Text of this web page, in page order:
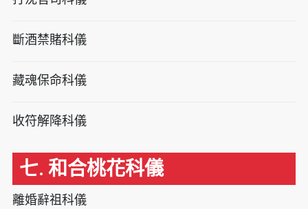
斷酒禁賭科儀
藏魂保命科儀
收符解降科儀
七. 和合桃花科儀
離婚辭祖科儀